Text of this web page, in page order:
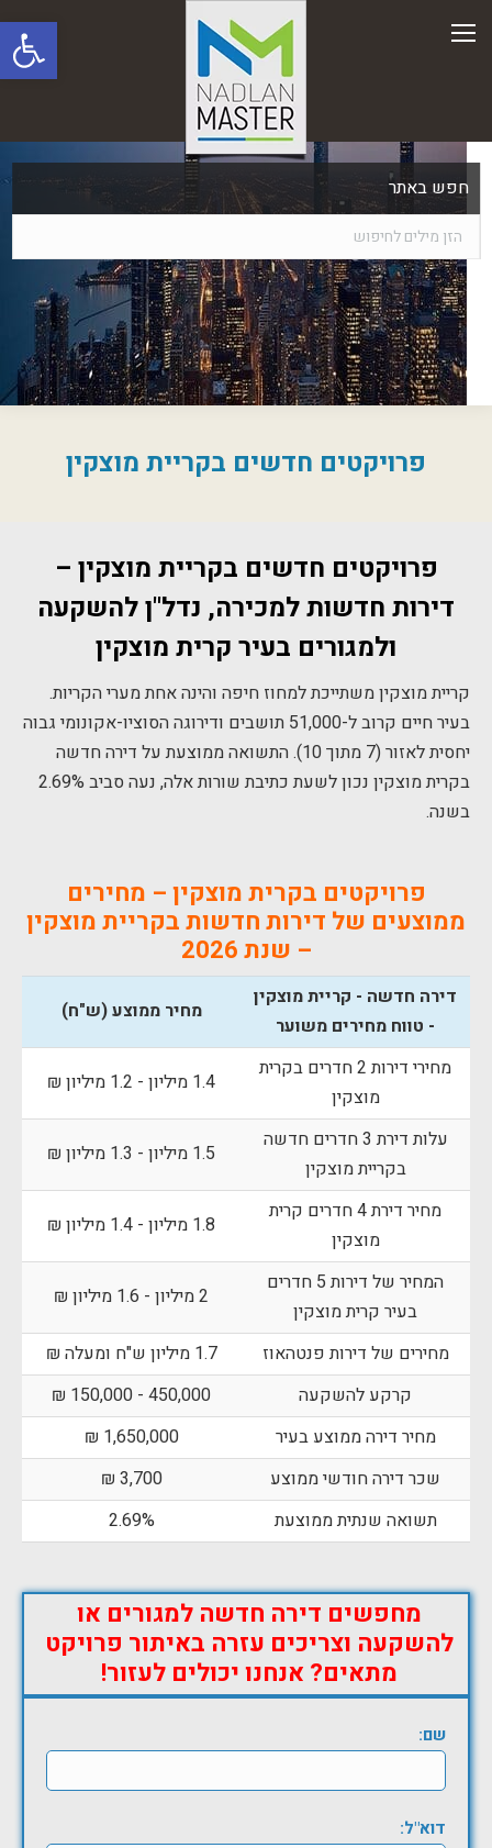
פתח
חפש באתר
פרויקטים חדשים בקריית מוצקין
פרויקטים חדשים בקריית מוצקין –
דירות חדשות למכירה, נדל"ן להשקעה
ולמגורים בעיר קרית מוצקין
קריית מוצקין משתייכת למחוז חיפה והינה אחת מערי הקריות.
בעיר חיים קרוב ל-51,000 תושבים ודירוגה הסוציו-אקונומי גבוה
יחסית לאזור (7 מתוך 10). התשואה ממוצעת על דירה חדשה
בקרית מוצקין נכון לשעת כתיבת שורות אלה, נעה סביב 2.69%
בשנה.
פרויקטים בקרית מוצקין – מחירים
ממוצעים של דירות חדשות בקריית מוצקין
– שנת 2026
דירה חדשה - קריית מוצקין
- טווח מחירים משוער
מחיר ממוצע (ש"ח)
מחירי דירות 2 חדרים בקרית
מוצקין
1.4 מיליון - 1.2 מיליון ₪
עלות דירת 3 חדרים חדשה
בקריית מוצקין
1.5 מיליון - 1.3 מיליון ₪
מחיר דירת 4 חדרים קרית
מוצקין
1.8 מיליון - 1.4 מיליון ₪
המחיר של דירות 5 חדרים
בעיר קרית מוצקין
2 מיליון - 1.6 מיליון ₪
מחירים של דירות פנטהאוז
1.7 מיליון ש"ח ומעלה ₪
קרקע להשקעה
450,000 - 150,000 ₪
מחיר דירה ממוצע בעיר
1,650,000 ₪
שכר דירה חודשי ממוצע
3,700 ₪
תשואה שנתית ממוצעת
2.69%
מחפשים דירה חדשה למגורים או
להשקעה וצריכים עזרה באיתור פרויקט
מתאים? אנחנו יכולים לעזור!
שם:
דוא"ל: